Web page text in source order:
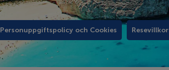
Personuppgiftspolicy och Cookies Resevillkor